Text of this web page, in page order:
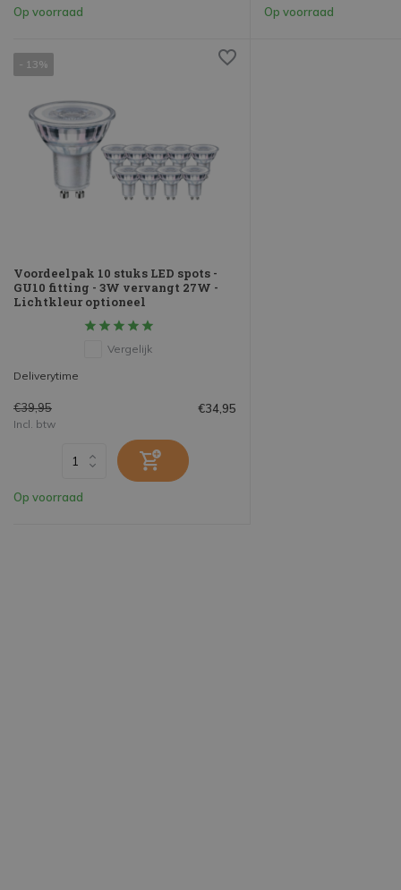
Op voorraad Op voorraad
- 13%
Voordeelpak 10 stuks LED spots -
GU10 fitting - 3W vervangt 27W -
Lichtkleur optioneel
Vergelijk
Deliverytime
€39,95 €34,95
Incl. btw
Op voorraad